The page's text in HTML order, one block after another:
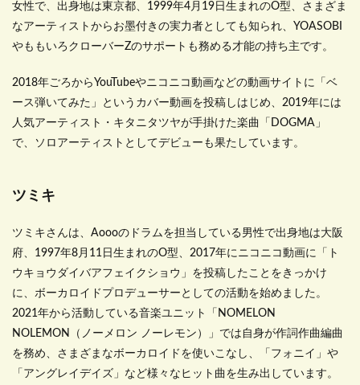
女性で、出身地は東京都、1999年4月19日生まれのO型、さまざま
なアーティストからお墨付きの実力者としても知られ、YOASOBI
やももいろクローバーZのサポートも務める才能の持ち主です。
2018年ごろからYouTubeやニコニコ動画などの動画サイトに「ベ
ース弾いてみた」というカバー動画を投稿しはじめ、2019年には
人気アーティスト・キタニタツヤが手掛けた楽曲「DOGMA」
で、ソロアーティストとしてデビューも果たしています。
ツミキ
ツミキさんは、Aoooのドラムを担当している男性で出身地は大阪
府、1997年8月11日生まれのO型、2017年にニコニコ動画に「ト
ウキョウダイバアフェイクショウ」を投稿したことをきっかけ
に、ボーカロイドプロデューサーとしての活動を始めました。
2021年から活動している音楽ユニット「NOMELON
NOLEMON（ノーメロン ノーレモン）」では自身が作詞作曲編曲
を務め、さまざまなボーカロイドを使いこなし、「フォニイ」や
「アングレイデイズ」など様々なヒット曲を生み出しています。